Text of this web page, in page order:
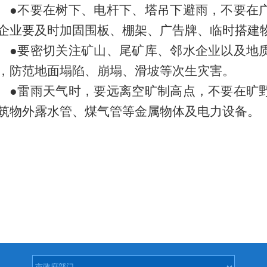
●不要在树下、电杆下、塔吊下避雨，不要在
业要及时加固围板、棚架、广告牌、临时搭建
●要密切关注矿山、尾矿库、邻水企业以及地
防范地面塌陷、崩塌、滑坡等次生灾害。
●雷雨天气时，要远离空旷制高点，不要在旷
物外露水管、煤气管等金属物体及电力设备。